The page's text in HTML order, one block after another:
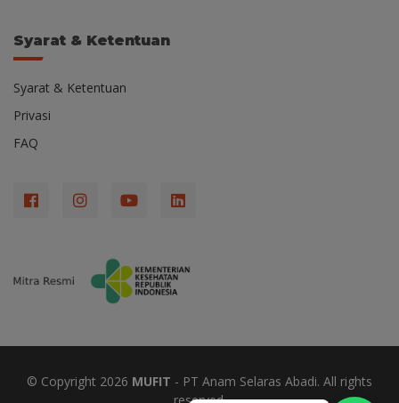
Syarat & Ketentuan
Syarat & Ketentuan
Privasi
FAQ
© Copyright 2026 MUFIT - PT Anam Selaras Abadi. All rights